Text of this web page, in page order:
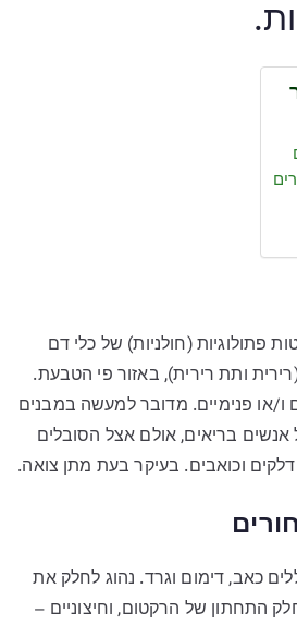
פתולוגיות (חולניות) של כלי דם
ותת רירית), באזור פי הטבעת.
ו/או פנימיים. מדובר למעשה במבנים
אנשים בריאים, אולם אצל הסובלים
וכואבים. בעיקר בעת מתן צואה.
כאב, דימום וגרד. נהוג לחלק את
התחתון של הרקטום, וחיצוניים –